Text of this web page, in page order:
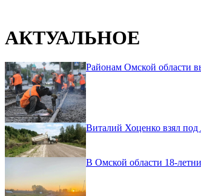
АКТУАЛЬНОЕ
Районам Омской области
Виталий Хоценко взял
В Омской области 18-